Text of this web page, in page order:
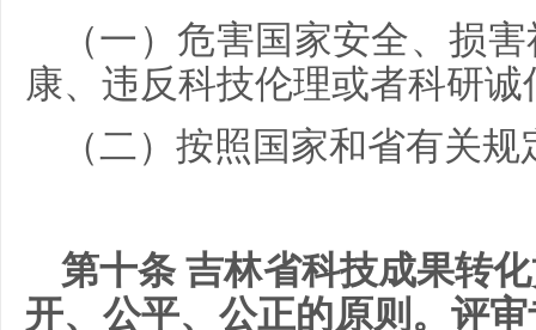
（一）危害国家安全、损
康、违反科技伦理或者科研诚
（二）按照国家和省有关
第十条 吉林省科技成果转
开、公平、公正的原则。评